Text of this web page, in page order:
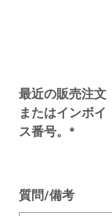
最近の販売注文
またはインボイ
ス番号。*
質問/備考